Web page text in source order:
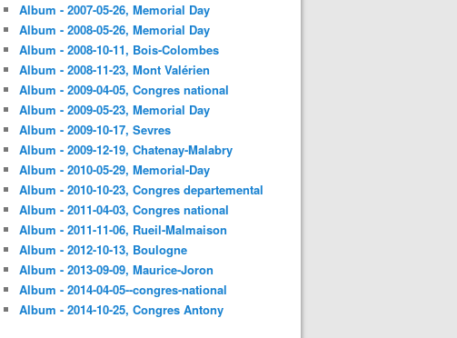
Album - 2007-05-26, Memorial Day
Album - 2008-05-26, Memorial Day
Album - 2008-10-11, Bois-Colombes
Album - 2008-11-23, Mont Valérien
Album - 2009-04-05, Congres national
Album - 2009-05-23, Memorial Day
Album - 2009-10-17, Sevres
Album - 2009-12-19, Chatenay-Malabry
Album - 2010-05-29, Memorial-Day
Album - 2010-10-23, Congres departemental
Album - 2011-04-03, Congres national
Album - 2011-11-06, Rueil-Malmaison
Album - 2012-10-13, Boulogne
Album - 2013-09-09, Maurice-Joron
Album - 2014-04-05--congres-national
Album - 2014-10-25, Congres Antony